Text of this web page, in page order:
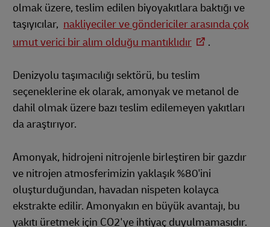
olmak üzere, teslim edilen biyoyakıtlara baktığı ve
taşıyıcılar, nakliyeciler ve göndericiler arasında çok
umut verici bir alım olduğu mantıklıdır
.
Denizyolu taşımacılığı sektörü, bu teslim
seçeneklerine ek olarak, amonyak ve metanol de
dahil olmak üzere bazı teslim edilemeyen yakıtları
da araştırıyor.
Amonyak, hidrojeni nitrojenle birleştiren bir gazdır
ve nitrojen atmosferimizin yaklaşık %80'ini
oluşturduğundan, havadan nispeten kolayca
ekstrakte edilir. Amonyakın en büyük avantajı, bu
yakıtı üretmek için CO2'ye ihtiyaç duyulmamasıdır.